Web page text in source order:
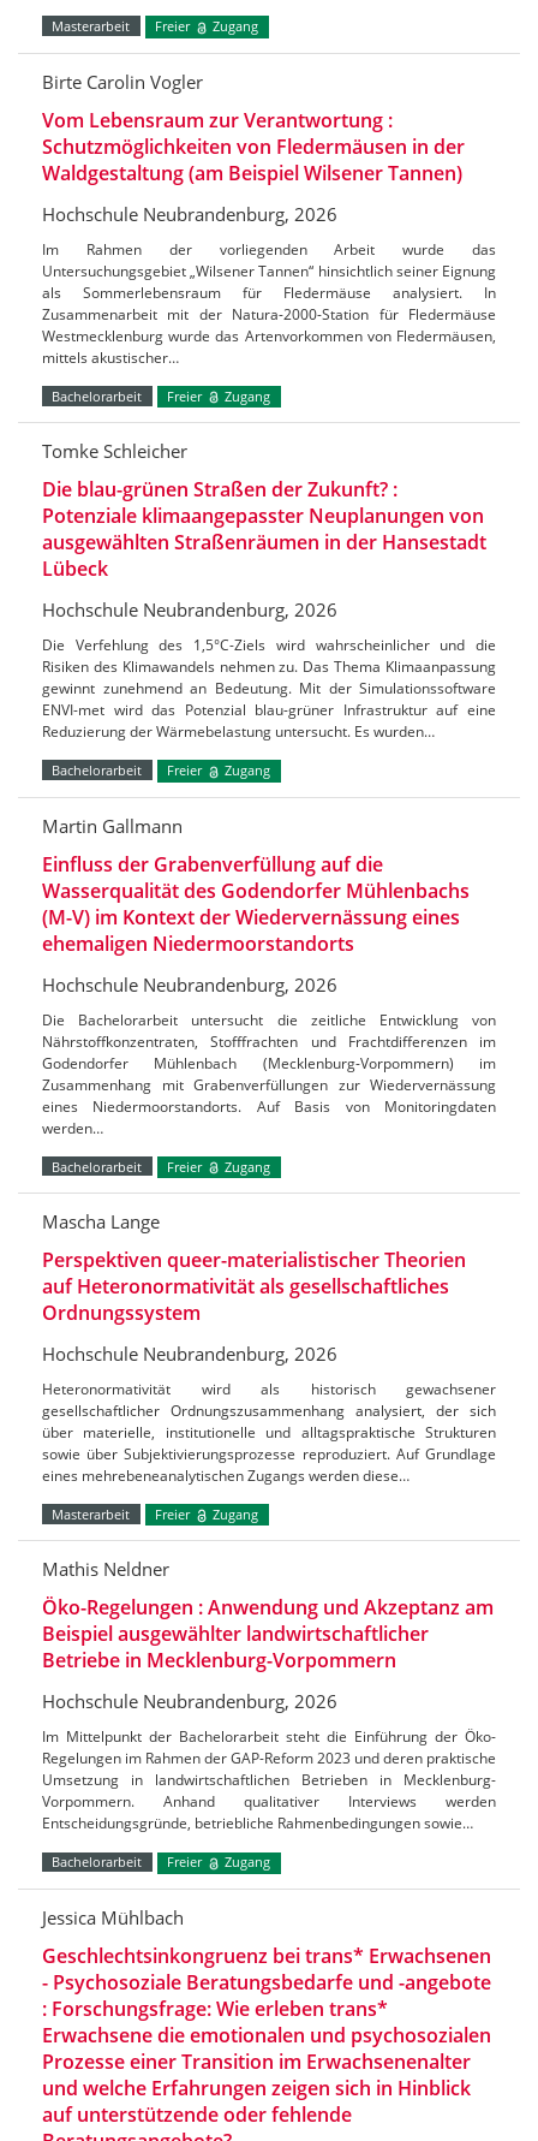
Masterarbeit Freier Zugang
Birte Carolin Vogler
Vom Lebensraum zur Verantwortung :
Schutzmöglichkeiten von Fledermäusen in der
Waldgestaltung (am Beispiel Wilsener Tannen)
Hochschule Neubrandenburg, 2026
Im Rahmen der vorliegenden Arbeit wurde das
Untersuchungsgebiet „Wilsener Tannen“ hinsichtlich seiner Eignung
als Sommerlebensraum für Fledermäuse analysiert. In
Zusammenarbeit mit der Natura-2000-Station für Fledermäuse
Westmecklenburg wurde das Artenvorkommen von Fledermäusen,
mittels akustischer…
Bachelorarbeit Freier Zugang
Tomke Schleicher
Die blau-grünen Straßen der Zukunft? :
Potenziale klimaangepasster Neuplanungen von
ausgewählten Straßenräumen in der Hansestadt
Lübeck
Hochschule Neubrandenburg, 2026
Die Verfehlung des 1,5°C-Ziels wird wahrscheinlicher und die
Risiken des Klimawandels nehmen zu. Das Thema Klimaanpassung
gewinnt zunehmend an Bedeutung. Mit der Simulationssoftware
ENVI-met wird das Potenzial blau-grüner Infrastruktur auf eine
Reduzierung der Wärmebelastung untersucht. Es wurden…
Bachelorarbeit Freier Zugang
Martin Gallmann
Einfluss der Grabenverfüllung auf die
Wasserqualität des Godendorfer Mühlenbachs
(M-V) im Kontext der Wiedervernässung eines
ehemaligen Niedermoorstandorts
Hochschule Neubrandenburg, 2026
Die Bachelorarbeit untersucht die zeitliche Entwicklung von
Nährstoffkonzentraten, Stofffrachten und Frachtdifferenzen im
Godendorfer Mühlenbach (Mecklenburg-Vorpommern) im
Zusammenhang mit Grabenverfüllungen zur Wiedervernässung
eines Niedermoorstandorts. Auf Basis von Monitoringdaten
werden…
Bachelorarbeit Freier Zugang
Mascha Lange
Perspektiven queer-materialistischer Theorien
auf Heteronormativität als gesellschaftliches
Ordnungssystem
Hochschule Neubrandenburg, 2026
Heteronormativität wird als historisch gewachsener
gesellschaftlicher Ordnungszusammenhang analysiert, der sich
über materielle, institutionelle und alltagspraktische Strukturen
sowie über Subjektivierungsprozesse reproduziert. Auf Grundlage
eines mehrebeneanalytischen Zugangs werden diese…
Masterarbeit Freier Zugang
Mathis Neldner
Öko-Regelungen : Anwendung und Akzeptanz am
Beispiel ausgewählter landwirtschaftlicher
Betriebe in Mecklenburg-Vorpommern
Hochschule Neubrandenburg, 2026
Im Mittelpunkt der Bachelorarbeit steht die Einführung der Öko-
Regelungen im Rahmen der GAP-Reform 2023 und deren praktische
Umsetzung in landwirtschaftlichen Betrieben in Mecklenburg-
Vorpommern. Anhand qualitativer Interviews werden
Entscheidungsgründe, betriebliche Rahmenbedingungen sowie…
Bachelorarbeit Freier Zugang
Jessica Mühlbach
Geschlechtsinkongruenz bei trans* Erwachsenen
- Psychosoziale Beratungsbedarfe und -angebote
: Forschungsfrage: Wie erleben trans*
Erwachsene die emotionalen und psychosozialen
Prozesse einer Transition im Erwachsenenalter
und welche Erfahrungen zeigen sich in Hinblick
auf unterstützende oder fehlende